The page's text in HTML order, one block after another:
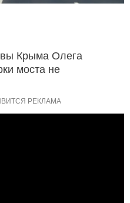
Крыма Олега
моста не